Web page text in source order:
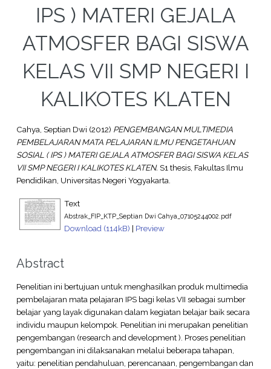
IPS ) MATERI GEJALA
ATMOSFER BAGI SISWA
KELAS VII SMP NEGERI I
KALIKOTES KLATEN
Cahya, Septian Dwi (2012) PENGEMBANGAN MULTIMEDIA
PEMBELAJARAN MATA PELAJARAN ILMU PENGETAHUAN
SOSIAL ( IPS ) MATERI GEJALA ATMOSFER BAGI SISWA KELAS
VII SMP NEGERI I KALIKOTES KLATEN. S1 thesis, Fakultas Ilmu
Pendidikan, Universitas Negeri Yogyakarta.
Text
Abstrak_FIP_KTP_Septian Dwi Cahya_07105244002.pdf
Download (114kB) | Preview
Abstract
Penelitian ini bertujuan untuk menghasilkan produk multimedia
pembelajaran mata pelajaran IPS bagi kelas VII sebagai sumber
belajar yang layak digunakan dalam kegiatan belajar baik secara
individu maupun kelompok. Penelitian ini merupakan penelitian
pengembangan (research and development ). Proses penelitian
pengembangan ini dilaksanakan melalui beberapa tahapan,
yaitu: penelitian pendahuluan, perencanaan, pengembangan dan